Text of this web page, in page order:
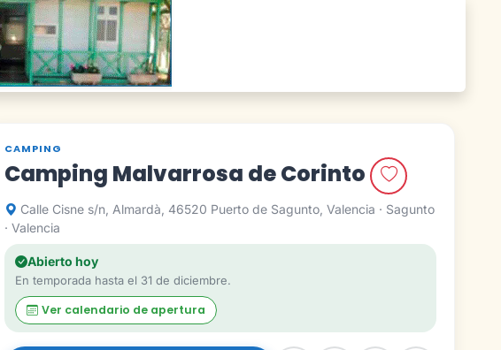
CAMPING
Camping Malvarrosa de Corinto
Calle Cisne s/n, Almardà, 46520 Puerto de Sagunto, Valencia · Sagunto
· Valencia
Abierto hoy
En temporada hasta el 31 de diciembre.
Ver calendario de apertura